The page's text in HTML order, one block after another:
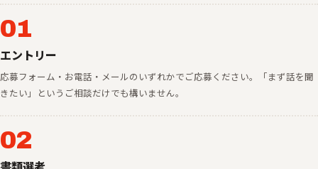
01
エントリー
応募フォーム・お電話・メールのいずれかでご応募ください。「まず話を聞
きたい」というご相談だけでも構いません。
02